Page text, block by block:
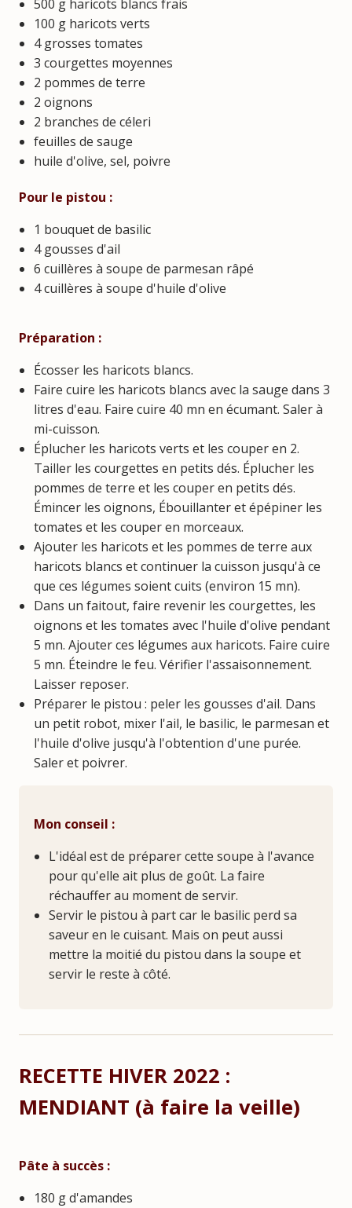
500 g haricots blancs frais
100 g haricots verts
4 grosses tomates
3 courgettes moyennes
2 pommes de terre
2 oignons
2 branches de céleri
feuilles de sauge
huile d'olive, sel, poivre
Pour le pistou :
1 bouquet de basilic
4 gousses d'ail
6 cuillères à soupe de parmesan râpé
4 cuillères à soupe d'huile d'olive
Préparation :
Écosser les haricots blancs.
Faire cuire les haricots blancs avec la sauge dans 3
litres d'eau. Faire cuire 40 mn en écumant. Saler à
mi-cuisson.
Éplucher les haricots verts et les couper en 2.
Tailler les courgettes en petits dés. Éplucher les
pommes de terre et les couper en petits dés.
Émincer les oignons, Ébouillanter et épépiner les
tomates et les couper en morceaux.
Ajouter les haricots et les pommes de terre aux
haricots blancs et continuer la cuisson jusqu'à ce
que ces légumes soient cuits (environ 15 mn).
Dans un faitout, faire revenir les courgettes, les
oignons et les tomates avec l'huile d'olive pendant
5 mn. Ajouter ces légumes aux haricots. Faire cuire
5 mn. Éteindre le feu. Vérifier l'assaisonnement.
Laisser reposer.
Préparer le pistou : peler les gousses d'ail. Dans
un petit robot, mixer l'ail, le basilic, le parmesan et
l'huile d'olive jusqu'à l'obtention d'une purée.
Saler et poivrer.
Mon conseil :
L'idéal est de préparer cette soupe à l'avance
pour qu'elle ait plus de goût. La faire
réchauffer au moment de servir.
Servir le pistou à part car le basilic perd sa
saveur en le cuisant. Mais on peut aussi
mettre la moitié du pistou dans la soupe et
servir le reste à côté.
RECETTE HIVER 2022 :
MENDIANT (à faire la veille)
Pâte à succès :
180 g d'amandes